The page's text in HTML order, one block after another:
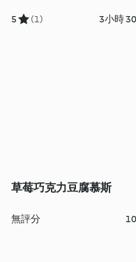
5 (1) 3小時
草莓巧克力豆腐慕斯
無評分